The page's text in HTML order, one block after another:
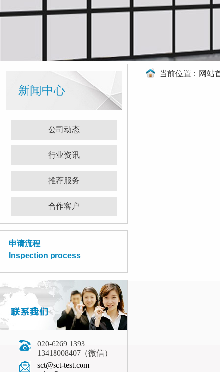
新闻中心
公司动态
行业资讯
推荐服务
合作客户
申请流程
Inspection process
020-6269 1393
13418008407（微信）
sct@sct-test.com
当前位置： 网站